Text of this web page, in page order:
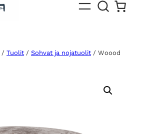
/ Tuolit / Sohvat ja nojatuolit / Woood